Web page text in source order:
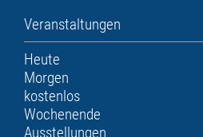
Veranstaltungen
Heute
Morgen
kostenlos
Wochenende
Ausstellungen